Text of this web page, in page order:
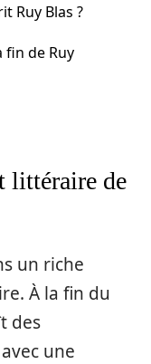
Ruy Blas ?
fin de Ruy
littéraire de
un riche
À la fin du
des
une